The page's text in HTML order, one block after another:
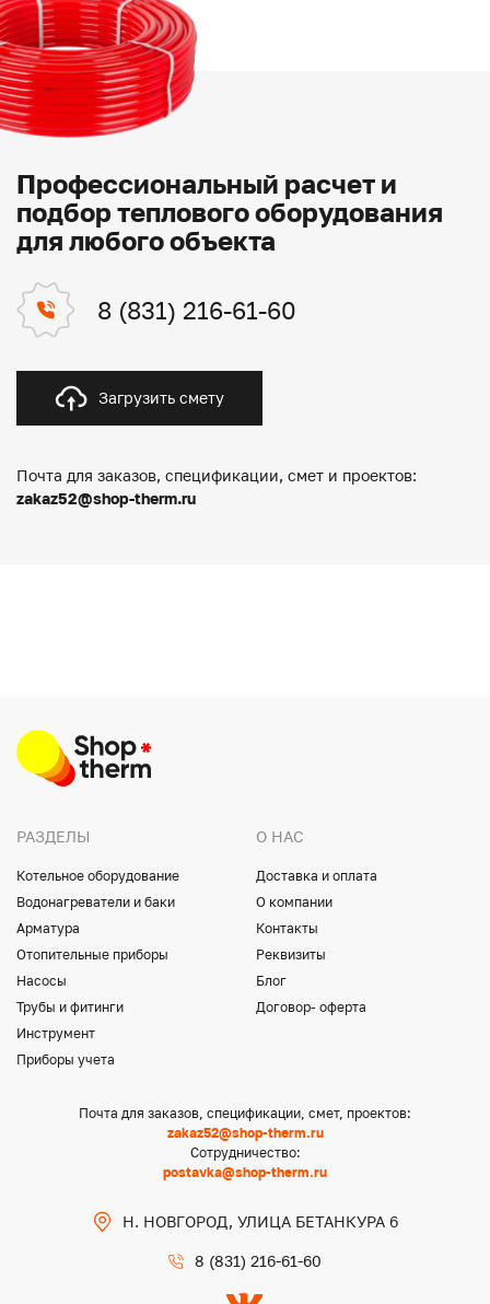
Профессиональный расчет и
подбор теплового оборудования
для любого объекта
8 (831) 216-61-60
Загрузить смету
Почта для заказов, спецификации, смет и проектов:
zakaz52@shop-therm.ru
РАЗДЕЛЫ
Котельное оборудование
Водонагреватели и баки
Арматура
Отопительные приборы
Насосы
Трубы и фитинги
Инструмент
Приборы учета
О НАС
Доставка и оплата
О компании
Контакты
Реквизиты
Блог
Договор- оферта
Почта для заказов, спецификации, смет, проектов:
zakaz52@shop-therm.ru
Сотрудничество:
postavka@shop-therm.ru
Н. НОВГОРОД, УЛИЦА БЕТАНКУРА 6
8 (831) 216-61-60